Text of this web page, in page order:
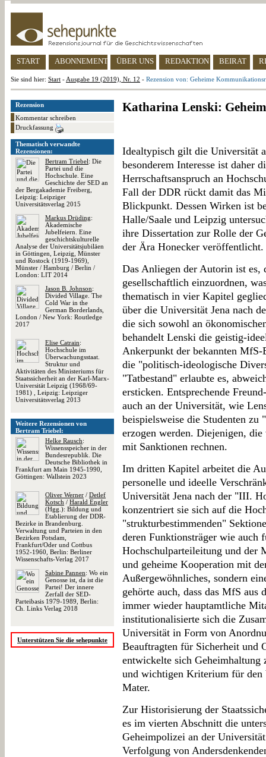
START ABONNEMENT ÜBER UNS REDAKTION BEIRAT
Sie sind hier: Start - Ausgabe 19 (2019), Nr. 12 - Rezension von: Geheime
Rezension
Kommentar schreiben
Druckfassung
Thematisch verwandte
Rezensionen:
Bertram Triebel: Die
Partei und die
Hochschule. Eine
Geschichte der SED an
der Bergakademie Freiberg,
Leipzig: Leipziger
Universitätsverlag 2015
Markus Drüding:
Akademische
Jubelfeiern. Eine
geschichtskulturelle
Analyse der Universitätsjubiläen
in Göttingen, Leipzig, Münster
und Rostock (1919-1969),
Münster / Hamburg / Berlin /
London: LIT 2014
Jason B. Johnson:
Divided Village. The
Cold War in the
German Borderlands,
London / New York: Routledge
2017
Elise Catrain:
Hochschule im
Überwachungsstaat.
Struktur und
Aktivitäten des Ministeriums für
Staatssicherheit an der Karl-Marx-
Universität Leipzig (1968/69-
1981) , Leipzig: Leipziger
Universitätsverlag 2013
Weitere Rezensionen von
Bertram Triebel:
Helke Rausch:
Wissensspeicher in der
Bundesrepublik. Die
Deutsche Bibliothek in
Frankfurt am Main 1945-1990,
Göttingen: Wallstein 2023
Oliver Werner / Detlef
Kotsch / Harald Engler
(Hgg.): Bildung und
Etablierung der DDR-
Bezirke in Brandenburg.
Verwaltung und Parteien in den
Bezirken Potsdam,
Frankfurt/Oder und Cottbus
1952-1960, Berlin: Berliner
Wissenschafts-Verlag 2017
Sabine Pannen: Wo ein
Genosse ist, da ist die
Partei! Der innere
Zerfall der SED-
Parteibasis 1979-1989, Berlin:
Ch. Links Verlag 2018
Unterstützen Sie die sehepunkte
Katharina Lenski:
Idealtypisch gilt die Universität
besonderem Interesse ist daher
Herrschaftsanspruch an
Fall der DDR rückt damit das
Blickpunkt. Dessen Wirken ist
Halle/Saale und Leipzig
ihre Dissertation zur Rolle der
der Ära Honecker veröffentlicht.
Das Anliegen der Autorin ist es,
gesellschaftlich einzuordnen,
thematisch in vier Kapitel
über die Universität Jena nach
die sich sowohl an
behandelt Lenski die geistig-
Ankerpunkt der bekannten
die "politisch-ideologische
"Tatbestand" erlaubte es,
ersticken. Entsprechende
auch an der Universität, wie
beispielsweise die Studenten zu
erzogen werden. Diejenigen,
mit Sanktionen rechnen.
Im dritten Kapitel arbeitet die
personelle und ideelle
Universität Jena nach der "III.
konzentriert sie sich auf die
"strukturbestimmenden"
deren Funktionsträger wie auch
Hochschulparteileitung und der
und geheime Kooperation mit
Außergewöhnliches, sondern
gehörte auch, dass das MfS aus
immer wieder hauptamtliche
institutionalisierte sich die
Universität in Form von
Beauftragten für Sicherheit und
entwickelte sich Geheimhaltung
und wichtigen Kriterium für
Mater.
Zur Historisierung der
es im vierten Abschnitt die
Geheimpolizei an der
Verfolgung von